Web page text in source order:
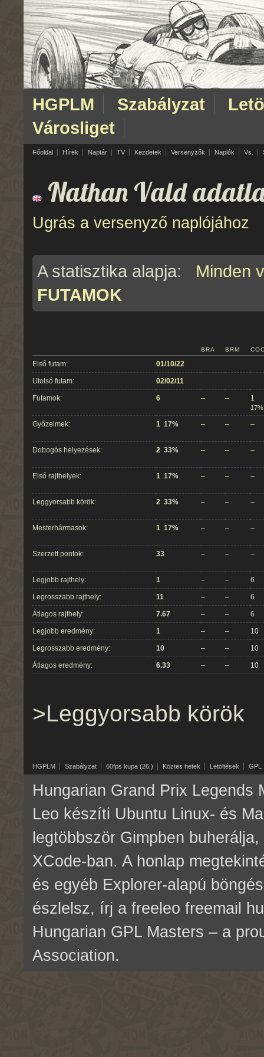
HGPLM Szabályzat
Városliget
Főoldal Hírek Naptár TV Kezdetek Versenyzők Naplók Vs.
Nathan Vald
Ugrás a versenyző naplójához
A statisztika alapja: Minden
FUTAMOK
BRA BRM
Első futam: 01/10/22
Utolsó futam: 02/02/11
Futamok: 6 – – 1
17%
Győzelmek: 1 17% – – –
Dobogós helyezések: 2 33% – – –
Első rajthelyek: 1 17% – – –
Leggyorsabb körök: 2 33% – – –
Mesterhármasok: 1 17% – – –
Szerzett pontok: 33 – – –
Legjobb rajthely: 1 – – 6
Legrosszabb rajthely: 11 – – 6
Átlagos rajthely: 7.67 – – 6
Legjobb eredmény: 1 – – 10
Legrosszabb eredmény: 10 – – 10
Átlagos eredmény: 6.33 – – 10
>Leggyorsabb körök
HGPLM Szabályzat 60fps kupa (26.) Köztes hetek Letöltések GPL
Hungarian Grand Prix Legends
Leo készíti Ubuntu Linux- és
legtöbbször Gimpben
XCode-ban. A honlap
és egyéb Explorer-alapú
észlelsz, írj a freeleo freemail
Hungarian GPL Masters – a
Association.